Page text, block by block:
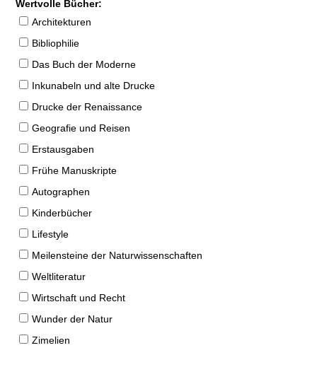
Wertvolle Bücher:
Architekturen
Bibliophilie
Das Buch der Moderne
Inkunabeln und alte Drucke
Drucke der Renaissance
Geografie und Reisen
Erstausgaben
Frühe Manuskripte
Autographen
Kinderbücher
Lifestyle
Meilensteine der Naturwissenschaften
Weltliteratur
Wirtschaft und Recht
Wunder der Natur
Zimelien